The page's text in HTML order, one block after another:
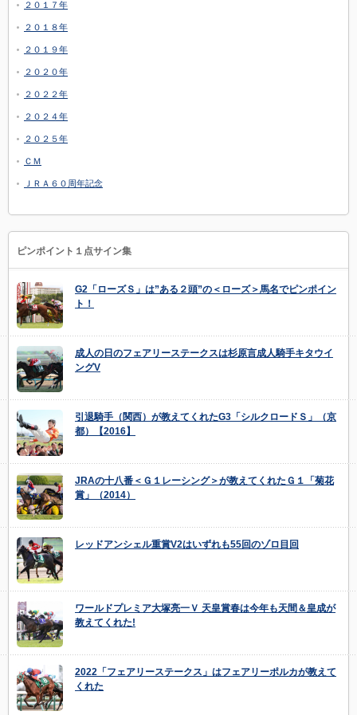
２０１７年
２０１８年
２０１９年
２０２０年
２０２２年
２０２４年
２０２５年
ＣＭ
ＪＲＡ６０周年記念
ピンポイント１点サイン集
G2「ローズＳ」は”ある２頭”の＜ローズ＞馬名でピンポイン
ト！
成人の日のフェアリーステークスは杉原言成人騎手キタウイ
ングV
引退騎手（関西）が教えてくれたG3「シルクロードＳ」（京
都）【2016】
JRAの十八番＜Ｇ１レーシング＞が教えてくれたＧ１「菊花
賞」（2014）
レッドアンシェル重賞V2はいずれも55回のゾロ目回
ワールドプレミア大塚亮一Ｖ 天皇賞春は今年も天間＆皇成が
教えてくれた!
2022「フェアリーステークス」はフェアリーポルカが教えて
くれた